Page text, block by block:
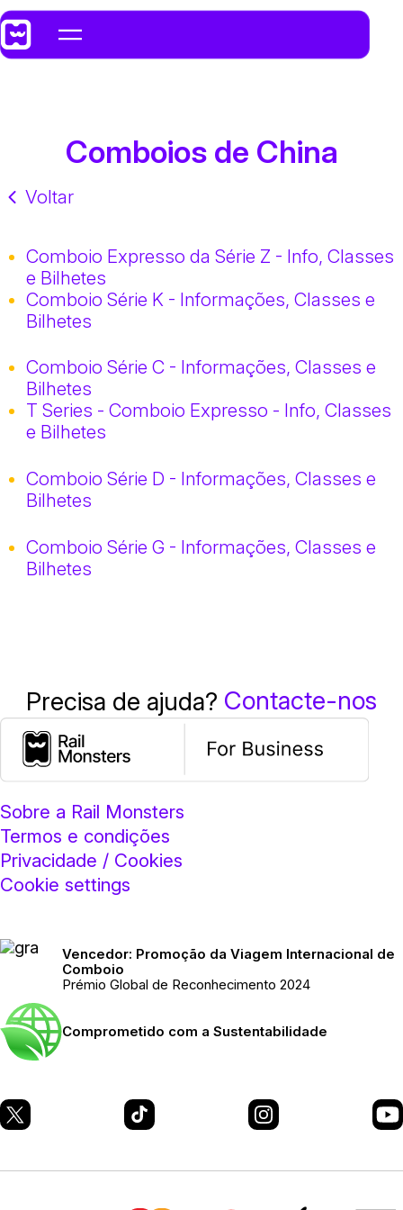
Comboios de China
Voltar
Comboio Expresso da Série Z - Info, Classes
e Bilhetes
Comboio Série K - Informações, Classes e
Bilhetes
Comboio Série C - Informações, Classes e
Bilhetes
T Series - Comboio Expresso - Info, Classes
e Bilhetes
Comboio Série D - Informações, Classes e
Bilhetes
Comboio Série G - Informações, Classes e
Bilhetes
Precisa de ajuda? Contacte-nos
Sobre a Rail Monsters
Termos e condições
Privacidade / Cookies
Cookie settings
Vencedor: Promoção da Viagem Internacional de
Comboio
Prémio Global de Reconhecimento 2024
Comprometido com a Sustentabilidade